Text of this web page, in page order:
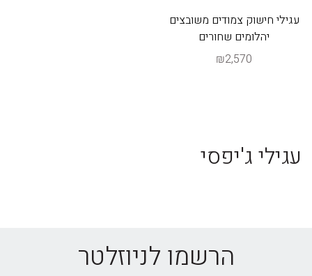
עגילי חישוק צמודים משובצים
יהלומים שחורים
₪2,570
עגילי ג'יפסי
הרשמו לניוזלטר